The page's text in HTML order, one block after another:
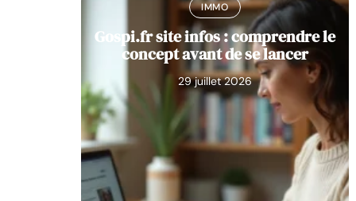
IMMO
Gospi.fr site infos : comprendre le
concept avant de se lancer
29 juillet 2026